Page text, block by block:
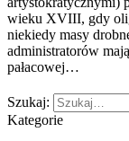
wieku XVIII, gdy
niekiedy masy
administratorów
pałacowej…
Szukaj:
Kategorie